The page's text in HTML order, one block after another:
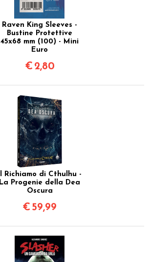
Raven King Sleeves -
Bustine Protettive
45x68 mm (100) - Mini
Euro
€ 2,80
Il Richiamo di Cthulhu -
La Progenie della Dea
Oscura
€ 59,99